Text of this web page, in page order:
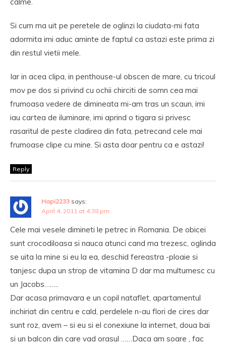
Si cum ma uit pe peretele de oglinzi la ciudata-mi fata
adormita imi aduc aminte de faptul ca astazi este prima zi
din restul vietii mele.
Iar in acea clipa, in penthouse-ul obscen de mare, cu tricoul
mov pe dos si privind cu ochii chirciti de somn cea mai
frumoasa vedere de dimineata mi-am tras un scaun, imi
iau cartea de iluminare, imi aprind o tigara si privesc
rasaritul de peste cladirea din fata, petrecand cele mai
frumoase clipe cu mine. Si asta doar pentru ca e astazi!
Reply
Hapi2233 says:
April 4, 2011 at 4:38 pm
Cele mai vesele dimineti le petrec in Romania. De obicei
sunt crocodiloasa si nauca atunci cand ma trezesc, oglinda
se uita la mine si eu la ea, deschid fereastra -ploaie si
tanjesc dupa un strop de vitamina D dar ma multumesc cu
un Jacobs……..
Dar acasa primavara e un copil nataflet, apartamentul
inchiriat din centru e cald, perdelele n-au flori de cires dar
sunt roz, avem – si eu si el conexiune la internet, doua bai
si un balcon din care vad orasul ……Daca am soare , fac